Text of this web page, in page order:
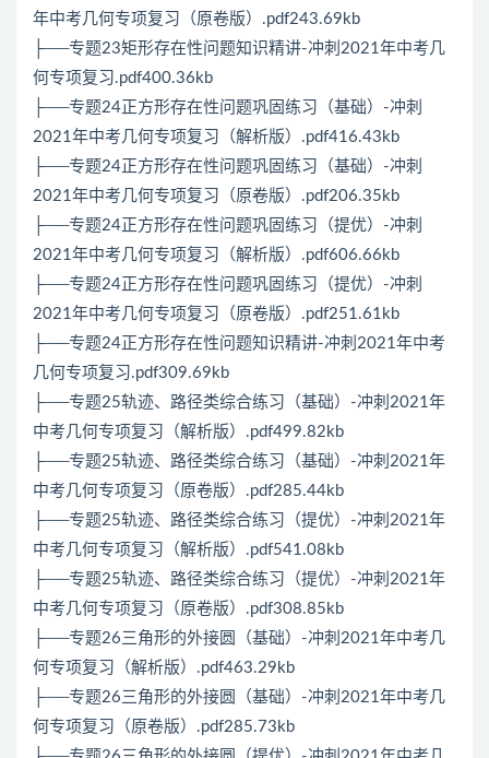
年中考几何专项复习（原卷版）.pdf243.69kb
├──专题23矩形存在性问题知识精讲-冲刺2021年中考几
何专项复习.pdf400.36kb
├──专题24正方形存在性问题巩固练习（基础）-冲刺
2021年中考几何专项复习（解析版）.pdf416.43kb
├──专题24正方形存在性问题巩固练习（基础）-冲刺
2021年中考几何专项复习（原卷版）.pdf206.35kb
├──专题24正方形存在性问题巩固练习（提优）-冲刺
2021年中考几何专项复习（解析版）.pdf606.66kb
├──专题24正方形存在性问题巩固练习（提优）-冲刺
2021年中考几何专项复习（原卷版）.pdf251.61kb
├──专题24正方形存在性问题知识精讲-冲刺2021年中考
几何专项复习.pdf309.69kb
├──专题25轨迹、路径类综合练习（基础）-冲刺2021年
中考几何专项复习（解析版）.pdf499.82kb
├──专题25轨迹、路径类综合练习（基础）-冲刺2021年
中考几何专项复习（原卷版）.pdf285.44kb
├──专题25轨迹、路径类综合练习（提优）-冲刺2021年
中考几何专项复习（解析版）.pdf541.08kb
├──专题25轨迹、路径类综合练习（提优）-冲刺2021年
中考几何专项复习（原卷版）.pdf308.85kb
├──专题26三角形的外接圆（基础）-冲刺2021年中考几
何专项复习（解析版）.pdf463.29kb
├──专题26三角形的外接圆（基础）-冲刺2021年中考几
何专项复习（原卷版）.pdf285.73kb